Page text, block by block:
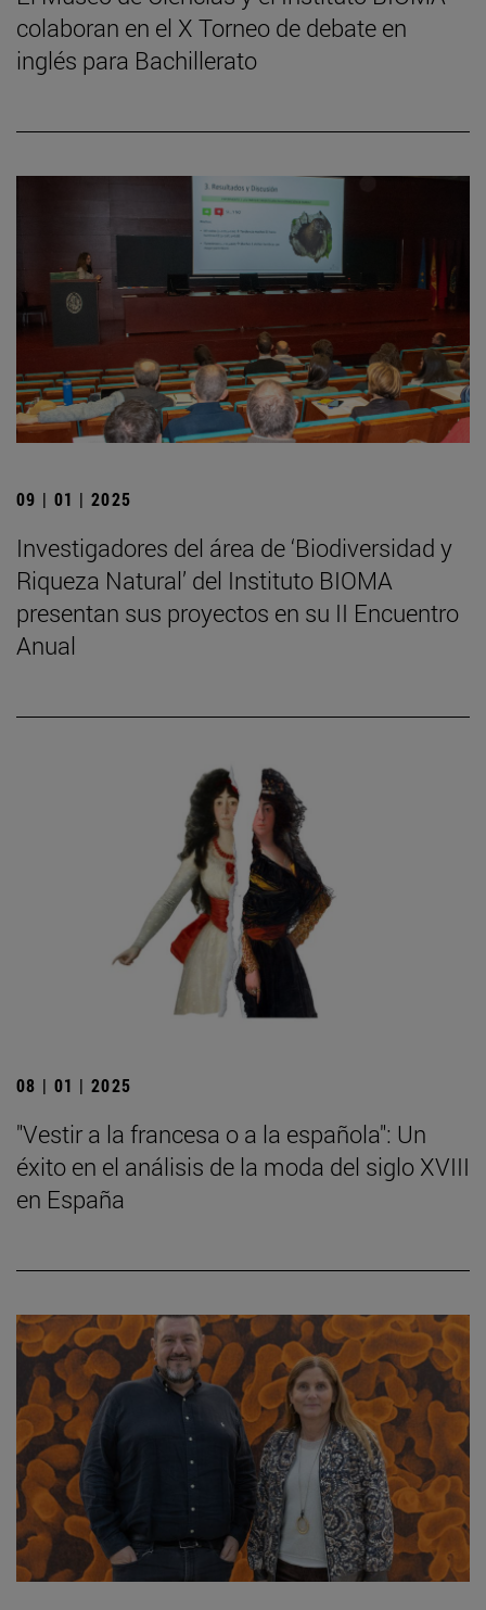
colaboran en el X Torneo de debate en
inglés para Bachillerato
09 | 01 | 2025
Investigadores del área de ‘Biodiversidad y
Riqueza Natural’ del Instituto BIOMA
presentan sus proyectos en su II Encuentro
Anual
08 | 01 | 2025
"Vestir a la francesa o a la española": Un
éxito en el análisis de la moda del siglo XVIII
en España